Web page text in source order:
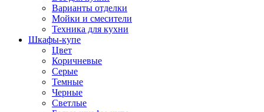
Варианты отделки
Мойки и смесители
Техника для кухни
Шкафы-купе
Цвет
Коричневые
Серые
Темные
Черные
Светлые